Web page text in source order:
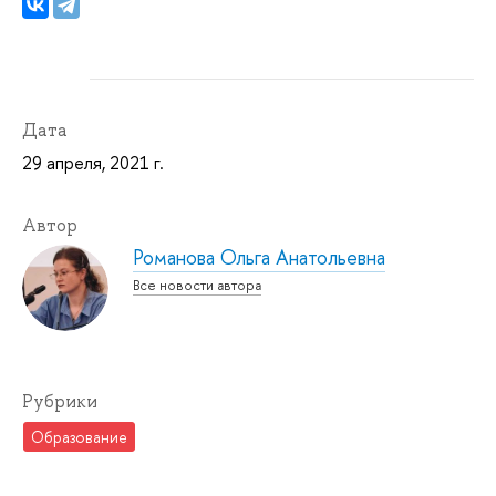
Дата
29 апреля, 2021 г.
Автор
Романова Ольга Анатольевна
Все новости автора
Рубрики
Образование